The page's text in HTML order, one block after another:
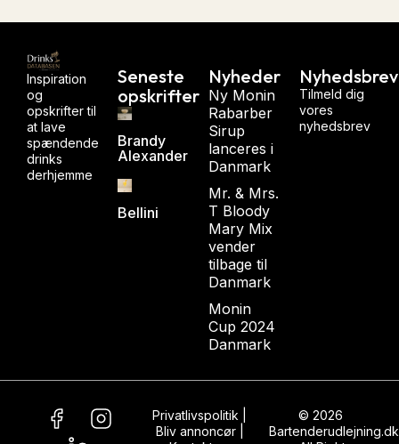
Inspiration
og
opskrifter til
at lave
spændende
drinks
derhjemme
Seneste
opskrifter
Brandy
Alexander
Bellini
Nyheder
Ny Monin
Rabarber
Sirup
lanceres i
Danmark
Mr. & Mrs.
T Bloody
Mary Mix
vender
tilbage til
Danmark
Monin
Cup 2024
Danmark
Nyhedsbrev
Tilmeld dig
vores
nyhedsbrev
© 2026
Bartenderudlejning.dk
Privatlivspolitik
Bliv annoncør|